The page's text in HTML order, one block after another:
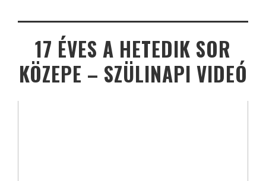
17 ÉVES A HETEDIK SOR
KÖZEPE – SZÜLINAPI VIDEÓ